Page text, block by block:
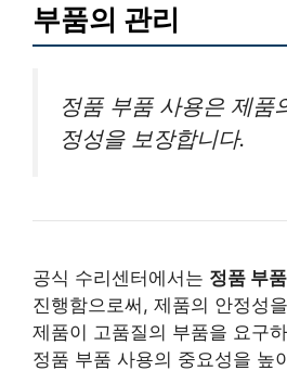
부품의 관리
정품 부품 사용은 제품
정성을 보장합니다.
공식 수리센터에서는 정품 부품
진행함으로써, 제품의 안정성
제품이 고품질의 부품을 요구
정품 부품 사용의 중요성을 높